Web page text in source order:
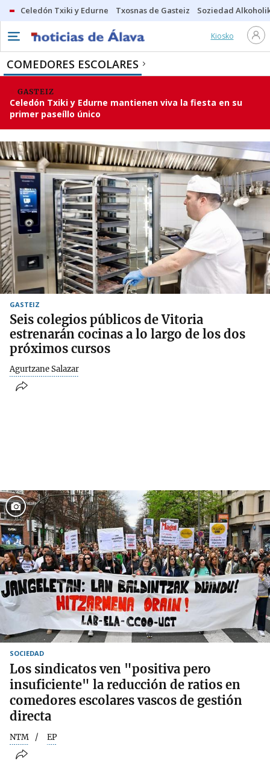
Celedón Txiki y Edurne Txosnas de Gasteiz Soziedad
Kiosko
COMEDORES ESCOLARES
GASTEIZ
Celedón Txiki y Edurne mantienen viva la fiesta en su
primer paseíllo único
GASTEIZ
Seis colegios públicos de Vitoria
estrenarán cocinas a lo largo de los dos
próximos cursos
Agurtzane Salazar
SOCIEDAD
Los sindicatos ven "positiva pero
insuficiente" la reducción de ratios en
comedores escolares vascos de gestión
directa
NTM EP